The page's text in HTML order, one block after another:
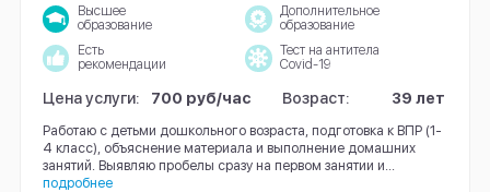
Высшее
образование
Дополнительное
образование
Есть
рекомендации
Тест на антитела
Covid-19
Цена услуги: 700 руб/час Возраст: 39 лет
Работаю с детьми дошкольного возраста, подготовка к ВПР (1-
4 класс), объяснение материала и выполнение домашних
занятий. Выявляю пробелы сразу на первом занятии и...
подробнее